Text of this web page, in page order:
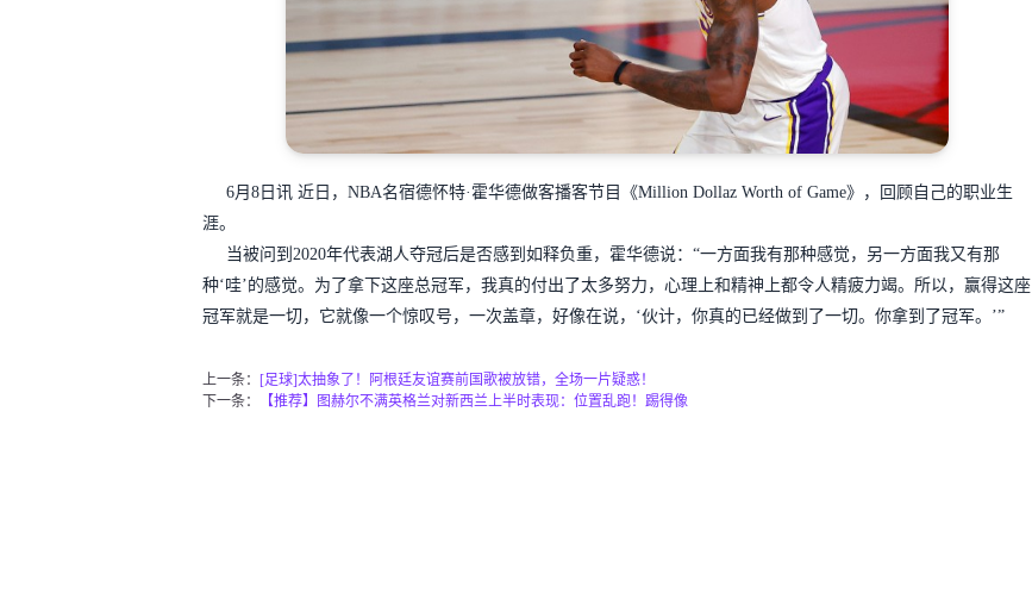
6月8日讯 近日，NBA名宿德怀特·霍华德做客播客节目《Million Dollaz Worth of Game》，回顾自己的职业生
涯。
当被问到2020年代表湖人夺冠后是否感到如释负重，霍华德说：“一方面我有那种感觉，另一方面我又有那
种‘哇’的感觉。为了拿下这座总冠军，我真的付出了太多努力，心理上和精神上都令人精疲力竭。所以，赢得这座
冠军就是一切，它就像一个惊叹号，一次盖章，好像在说，‘伙计，你真的已经做到了一切。你拿到了冠军。’”
上一条： [足球]太抽象了！阿根廷友谊赛前国歌被放错，全场一片疑惑！
下一条：
【推荐】图赫尔不满英格兰对新西兰上半时表现：位置乱跑！踢得像